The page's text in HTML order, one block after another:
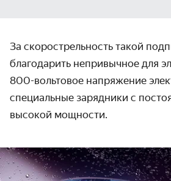
За скорострельность такой
благодарить непривычное для
800-вольтовое напряжение
специальные зарядники с
высокой мощности.